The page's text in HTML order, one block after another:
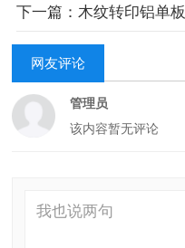
下一篇：木纹转印铝单板
网友评论
管理员
该内容暂无评论